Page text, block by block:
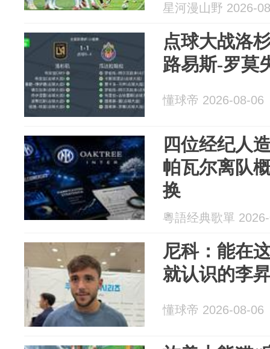
星河漫山野 2026-
点球大战洛
路易斯-罗莫
懂球帝 2026-08-06
四位经纪人
帕瓦尔离队
换
粵語经典歌單
尼科：能在
就认识的李
懂球帝 2026-08-06